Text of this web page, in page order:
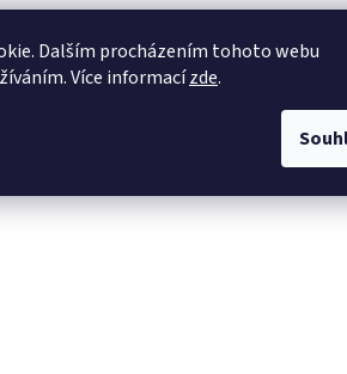
Dalším procházením tohoto webu
Více informacízde.